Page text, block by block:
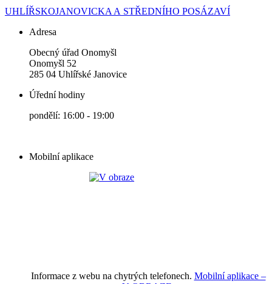
UHLÍŘSKOJANOVICKA A STŘEDNÍHO POSÁZAVÍ
Adresa
Obecný úřad Onomyšl
Onomyšl 52
285 04 Uhlířské Janovice
Úřední hodiny
pondělí: 16:00 - 19:00
Mobilní aplikace
Informace z webu na chytrých telefonech. Mobilní aplikace –